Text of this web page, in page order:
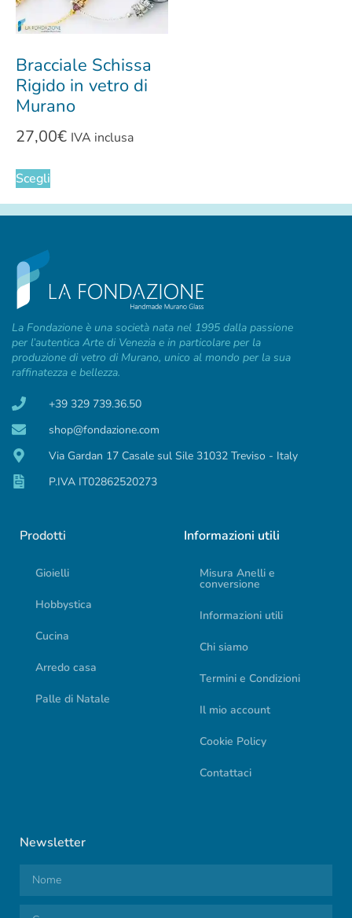
Bracciale Schissa
Rigido in vetro di
Murano
27,00€ IVA inclusa
Scegli
La Fondazione è una società nata nel 1995 dalla passione
per l’autentica Arte di Venezia e in particolare per la
produzione di vetro di Murano, unico al mondo per la sua
raffinatezza e bellezza.
+39 329 739.36.50
shop@fondazione.com
Via Gardan 17 Casale sul Sile 31032 Treviso - Italy
P.IVA IT02862520273
Prodotti
Gioielli
Hobbystica
Cucina
Arredo casa
Palle di Natale
Informazioni utili
Misura Anelli e
conversione
Informazioni utili
Chi siamo
Termini e Condizioni
Il mio account
Cookie Policy
Contattaci
Newsletter